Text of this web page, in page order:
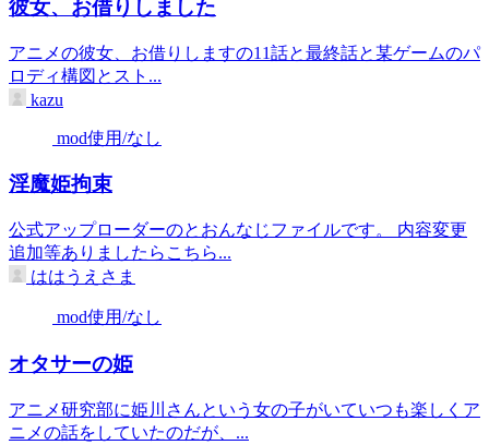
彼女、お借りしました
アニメの彼女、お借りしますの11話と最終話と某ゲームのパ
ロディ構図とスト...
kazu
mod使用/なし
淫魔姫拘束
公式アップローダーのとおんなじファイルです。 内容変更
追加等ありましたらこちら...
ははうえさま
mod使用/なし
オタサーの姫
アニメ研究部に姫川さんという女の子がいていつも楽しくア
ニメの話をしていたのだが、...